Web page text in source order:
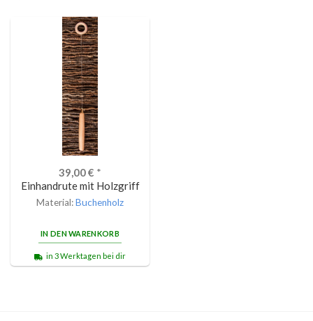
39,00€ *
Einhandrute mit Holzgriff
Material:Buchenholz
IN DEN WARENKORB
in 3 Werktagen bei dir